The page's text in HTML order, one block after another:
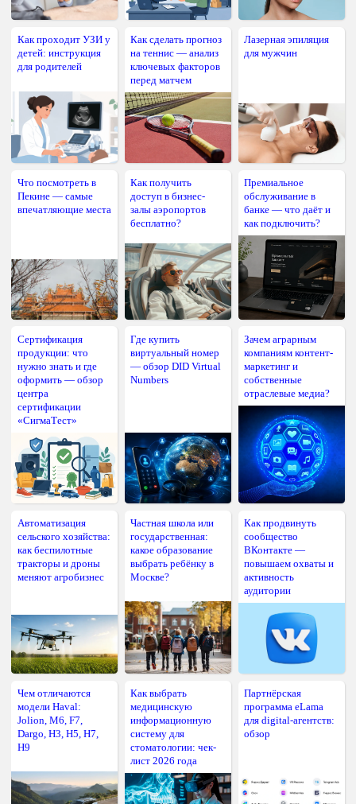
Как проходит УЗИ у
детей: инструкция
для родителей
Как сделать прогноз
на теннис — анализ
ключевых факторов
перед матчем
Лазерная эпиляция
для мужчин
Что посмотреть в
Пекине — самые
впечатляющие места
Как получить
доступ в бизнес-
залы аэропортов
бесплатно?
Премиальное
обслуживание в
банке — что даёт и
как подключить?
Сертификация
продукции: что
нужно знать и где
оформить — обзор
центра
сертификации
«СигмаТест»
Где купить
виртуальный номер
— обзор DID Virtual
Numbers
Зачем аграрным
компаниям контент-
маркетинг и
собственные
отраслевые медиа?
Автоматизация
сельского хозяйства:
как беспилотные
тракторы и дроны
меняют агробизнес
Частная школа или
государственная:
какое образование
выбрать ребёнку в
Москве?
Как продвинуть
сообщество
ВКонтакте —
повышаем охваты и
активность
аудитории
Чем отличаются
модели Haval:
Jolion, M6, F7,
Dargo, H3, H5, H7,
H9
Как выбрать
медицинскую
информационную
систему для
стоматологии: чек-
лист 2026 года
Партнёрская
программа eLama
для digital-агентств:
обзор